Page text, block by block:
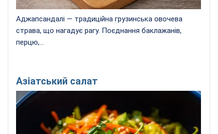
Аджапсандалі — традиційна грузинська овочева
страва, що нагадує рагу. Поєднання баклажанів,
перцю,...
Азіатський салат